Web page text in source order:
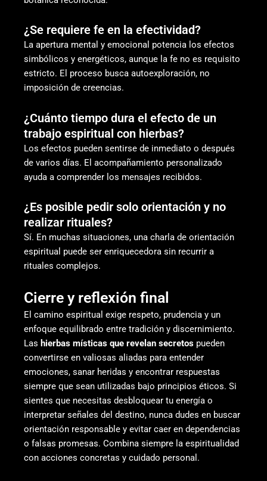
¿Se requiere fe en la efectividad?
La apertura mental y emocional potencia los efectos
simbólicos y energéticos, aunque la fe no es requisito
estricto. El proceso busca autoexploración, no
imposición de creencias.
¿Cuánto tiempo dura el efecto de un
trabajo espiritual con hierbas?
Los efectos pueden sentirse de inmediato o después
de varios días. El acompañamiento personalizado
ayuda a comprender los mensajes recibidos.
¿Es posible pedir solo orientación y no
realizar rituales?
Sí. En muchas situaciones, una charla de orientación
espiritual puede ser enriquecedora sin recurrir a
rituales complejos.
Cierre y reflexión final
El camino espiritual exige respeto, prudencia y un
enfoque equilibrado entre tradición y discernimiento.
Las hierbas místicas que revelan secretos pueden
convertirse en valiosas aliadas para entender
emociones, sanar heridas y encontrar respuestas
siempre que sean utilizadas bajo principios éticos. Si
sientes que necesitas desbloquear tu energía o
interpretar señales del destino, nunca dudes en buscar
orientación responsable y evitar caer en dependencias
o falsas promesas. Combina siempre la espiritualidad
con acciones concretas y cuidado personal.